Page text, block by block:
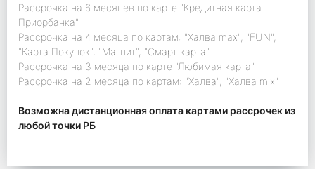
Рассрочка на 6 месяцев по карте "Кредитная карта
Приорбанка"
Рассрочка на 4 месяца по картам: "Халва max", "FUN",
"Карта Покупок", "Магнит", "Смарт карта"
Рассрочка на 3 месяца по карте "Любимая карта"
Рассрочка на 2 месяца по картам: "Халва", "Халва mix"
Возможна дистанционная оплата картами рассрочек из
любой точки РБ